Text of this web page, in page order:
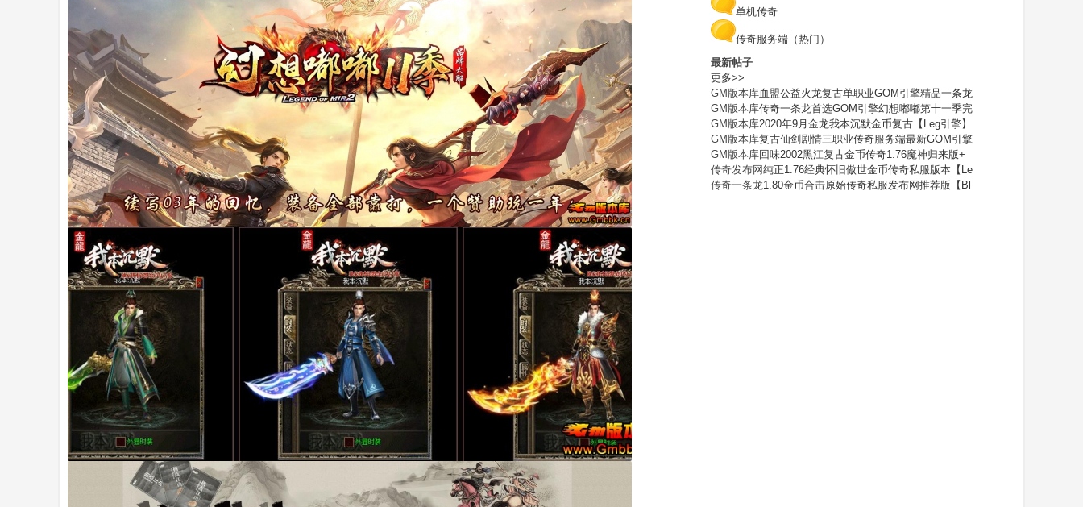
单机传奇
传奇服务端（热门）
最新帖子
更多>>
GM版本库血盟公益火龙复古单职业GOM引擎精品一条龙
GM版本库传奇一条龙首选GOM引擎幻想嘟嘟第十一季完
GM版本库2020年9月金龙我本沉默金币复古【Leg引擎】
GM版本库复古仙剑剧情三职业传奇服务端最新GOM引擎
GM版本库回味2002黑江复古金币传奇1.76魔神归来版+
传奇发布网纯正1.76经典怀旧傲世金币传奇私服版本【Le
传奇一条龙1.80金币合击原始传奇私服发布网推荐版【Bl